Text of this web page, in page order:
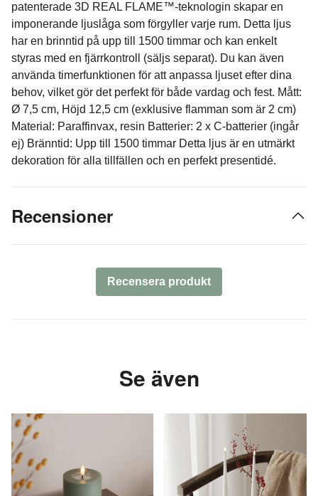
patenterade 3D REAL FLAME™-teknologin skapar en
imponerande ljuslåga som förgyller varje rum. Detta ljus
har en brinntid på upp till 1500 timmar och kan enkelt
styras med en fjärrkontroll (säljs separat). Du kan även
använda timerfunktionen för att anpassa ljuset efter dina
behov, vilket gör det perfekt för både vardag och fest. Mått:
Ø 7,5 cm, Höjd 12,5 cm (exklusive flamman som är 2 cm)
Material: Paraffinvax, resin Batterier: 2 x C-batterier (ingår
ej) Bränntid: Upp till 1500 timmar Detta ljus är en utmärkt
dekoration för alla tillfällen och en perfekt presentidé.
Recensioner
Recensera produkt
Se även